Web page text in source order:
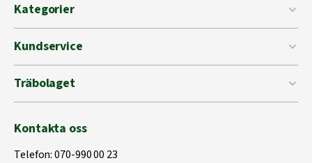
Kategorier
Kundservice
Träbolaget
Kontakta oss
Telefon:070-990 00 23